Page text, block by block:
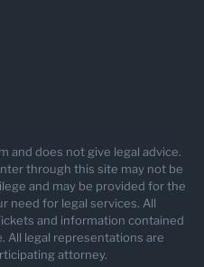
and does not give legal advice.
through this site may not be
and may be provided for the
need for legal services. All
and information contained
All legal representations are
attorney.